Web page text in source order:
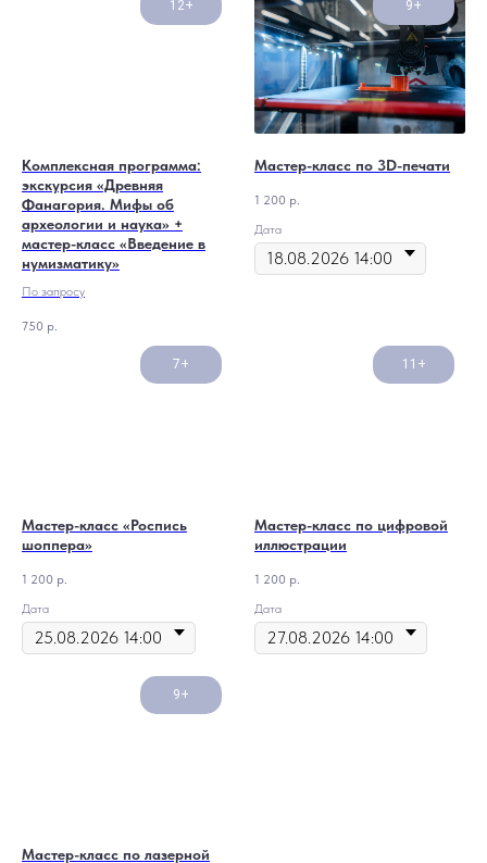
12+
Комплексная программа:
экскурсия «Древняя
Фанагория. Мифы об
археологии и наука» +
мастер-класс «Введение в
нумизматику»
По запросу
750 р.
9+
Мастер-класс по 3D-печати
1 200 р.
Дата
7+
Мастер-класс «Роспись
шоппера»
1 200 р.
Дата
11+
Мастер-класс по цифровой
иллюстрации
1 200 р.
Дата
9+
Мастер-класс по лазерной